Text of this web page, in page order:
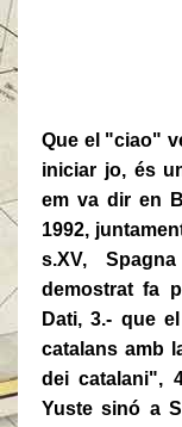
Que el "ciao"
iniciar jo, és
em va dir en
1992,
s.XV,
demostrat fa
Dati, 3.- que
catalans amb
dei catalani",
Yuste sinó a